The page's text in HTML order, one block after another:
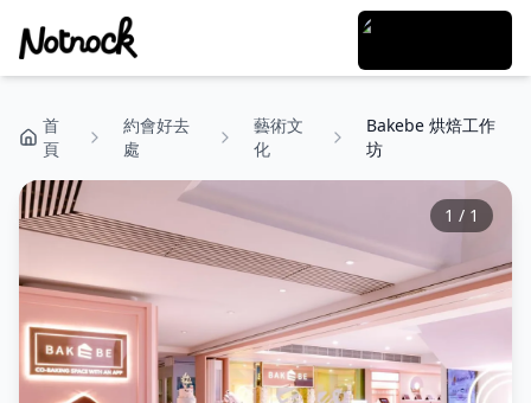
首
頁
約會好去
處
藝術文
化
Bakebe 烘焙工作
坊
1 / 1